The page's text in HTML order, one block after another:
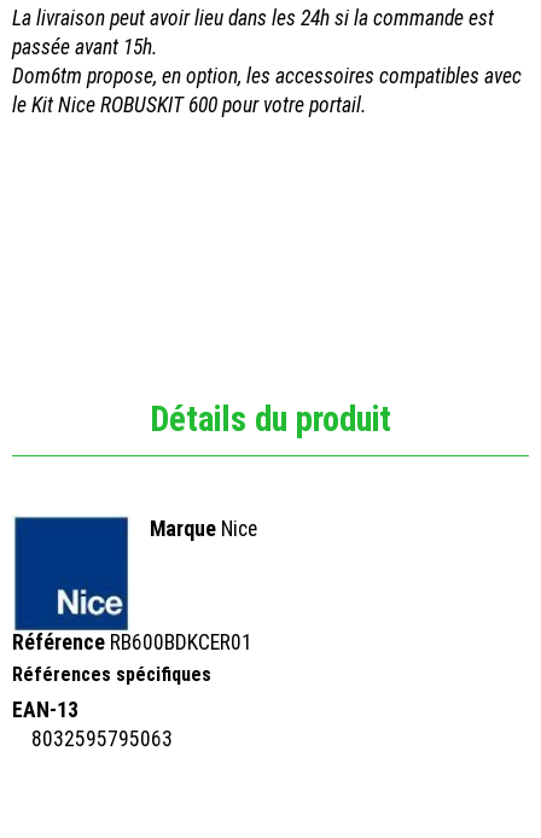
La livraison peut avoir lieu dans les 24h si la commande est
passée avant 15h.
Dom6tm propose, en option, les accessoires compatibles avec
le Kit Nice ROBUSKIT 600 pour votre portail.
Détails du produit
Marque Nice
Référence RB600BDKCER01
Références spécifiques
EAN-13
8032595795063